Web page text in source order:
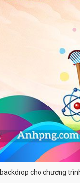
cho chương